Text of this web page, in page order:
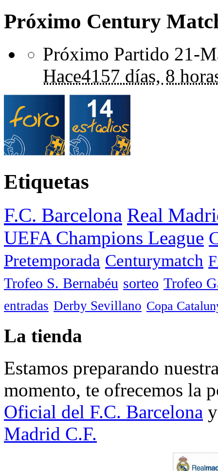
Próximo Century
Próximo Partido 21-
Hace4157 días, 8
Etiquetas
F.C. Barcelona Real
UEFA Champions League
Pretemporada Centurymatch
Trofeo S. Bernabéu sorteo Trofeo
entradas Derby Sevillano Copa
La tienda
Estamos preparando
momento, te ofrecemos la
Oficial del F.C. Barcelona
Madrid C.F.